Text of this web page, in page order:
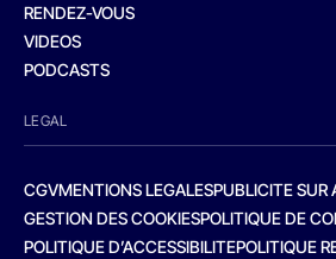
RENDEZ-VOUS
VIDEOS
PODCASTS
LEGAL
CGVMENTIONS LEGALESPUBLICITE SUR
GESTION DES COOKIESPOLITIQUE DE
POLITIQUE D’ACCESSIBILITEPOLITIQUE